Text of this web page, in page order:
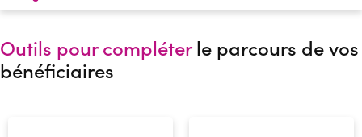
Outils pour compléterle parcours de vos
bénéficiaires